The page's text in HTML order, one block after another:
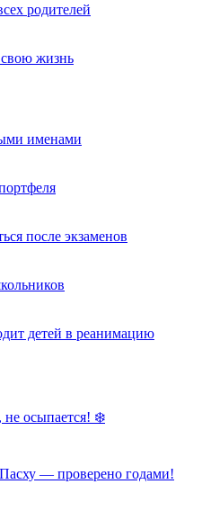
родителей
жизнь
именами
после экзаменов
детей в реанимацию
не осыпается! ❄️
— проверено годами!